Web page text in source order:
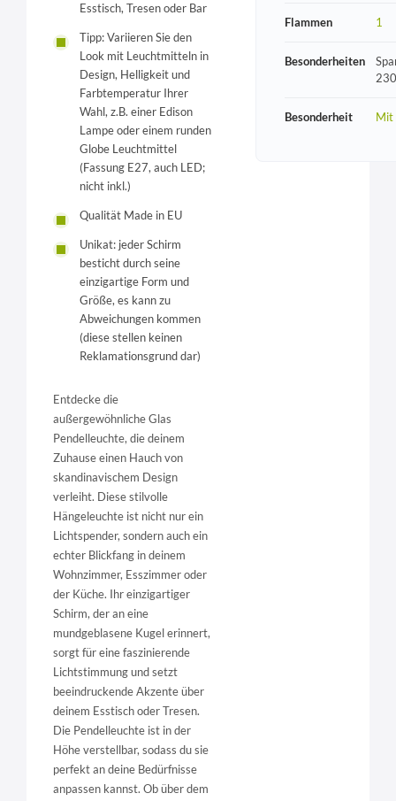
Esstisch, Tresen oder Bar
Tipp: Variieren Sie den
Look mit Leuchtmitteln in
Design, Helligkeit und
Farbtemperatur Ihrer
Wahl, z.B. einer Edison
Lampe oder einem runden
Globe Leuchtmittel
(Fassung E27, auch LED;
nicht inkl.)
Qualität Made in EU
Unikat: jeder Schirm
besticht durch seine
einzigartige Form und
Größe, es kann zu
Abweichungen kommen
(diese stellen keinen
Reklamationsgrund dar)
Entdecke die
außergewöhnliche Glas
Pendelleuchte, die deinem
Zuhause einen Hauch von
skandinavischem Design
verleiht. Diese stilvolle
Hängeleuchte ist nicht nur ein
Lichtspender, sondern auch ein
echter Blickfang in deinem
Wohnzimmer, Esszimmer oder
der Küche. Ihr einzigartiger
Schirm, der an eine
mundgeblasene Kugel erinnert,
sorgt für eine faszinierende
Lichtstimmung und setzt
beeindruckende Akzente über
deinem Esstisch oder Tresen.
Die Pendelleuchte ist in der
Höhe verstellbar, sodass du sie
perfekt an deine Bedürfnisse
anpassen kannst. Ob über dem
Flammen 1
Besonderheiten
Besonderheit Mit